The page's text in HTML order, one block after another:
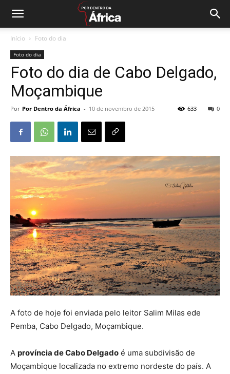
Início Foto do dia
Foto do dia
Foto do dia de Cabo Delgado,
Moçambique
Por Por Dentro da África - 10 de novembro de 2015 0
633
A foto de hoje foi enviada pelo leitor Salim Milas ede
Pemba, Cabo Delgado, Moçambique.
A província de Cabo Delgado é uma subdivisão de
Moçambique localizada no extremo nordeste do país. A